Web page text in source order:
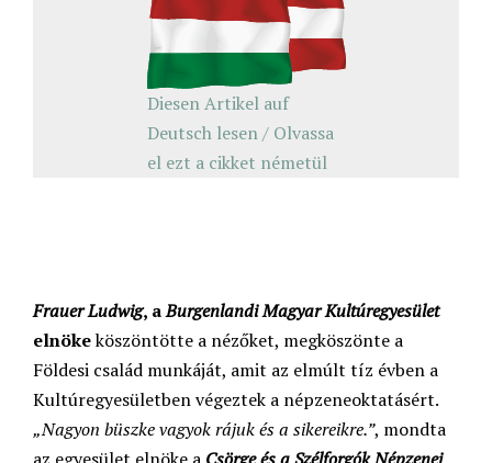
Diesen Artikel auf
Deutsch lesen / Olvassa
el ezt a cikket németül
Frauer Ludwig, aBurgenlandi Magyar Kultúregyesület
elnökeköszöntötte a nézőket, megköszönte a
Földesi család munkáját, amit az elmúlt tíz évben a
Kultúregyesületben végeztek a népzeneoktatásért.
„Nagyon büszke vagyok rájuk és a sikereikre.”, mondta